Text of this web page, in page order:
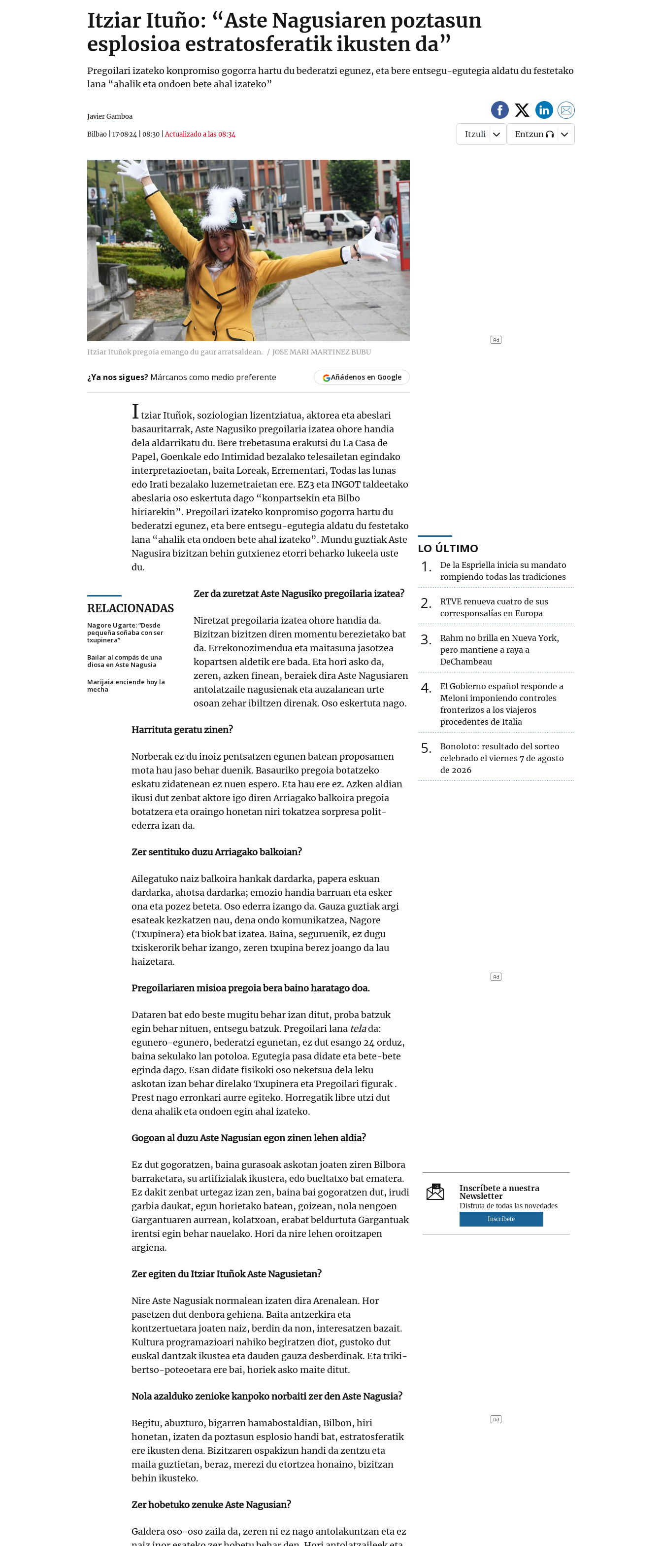
Itziar Ituño: “Aste Nagusiaren poztasun
esplosioa estratosferatik ikusten da”
Pregoilari izateko konpromiso gogorra hartu du bederatzi egunez, eta bere entsegu-egutegia aldatu du festetako
lana “ahalik eta ondoen bete ahal izateko”
Javier Gamboa
Bilbao 17·08·24 08:30 |Actualizado a las 08:34 Itzuli Entzun
Itziar Ituñok pregoia emango du gaur arratsaldean. JOSE MARI MARTINEZ BUBU
¿Ya nos sigues? Márcanos como medio preferente Añádenos en Google
I tziar Ituñok, soziologian lizentziatua, aktorea eta abeslari
basauritarrak, Aste Nagusiko pregoilaria izatea ohore handia
dela aldarrikatu du. Bere trebetasuna erakutsi du La Casa de
Papel, Goenkale edo Intimidad bezalako telesailetan egindako
interpretazioetan, baita Loreak, Errementari, Todas las lunas
edo Irati bezalako luzemetraietan ere. EZ3 eta INGOT taldeetako
abeslaria oso eskertuta dago “konpartsekin eta Bilbo
hiriarekin”. Pregoilari izateko konpromiso gogorra hartu du
bederatzi egunez, eta bere entsegu-egutegia aldatu du festetako
lana “ahalik eta ondoen bete ahal izateko”. Mundu guztiak Aste
Nagusira bizitzan behin gutxienez etorri beharko lukeela uste
du.
RELACIONADAS
Nagore Ugarte: “Desde
pequeña soñaba con ser
txupinera”
Bailar al compás de una
diosa en Aste Nagusia
Marijaia enciende hoy la
mecha
Zer da zuretzat Aste Nagusiko pregoilaria izatea?
Niretzat pregoilaria izatea ohore handia da.
Bizitzan bizitzen diren momentu berezietako bat
da. Errekonozimendua eta maitasuna jasotzea
kopartsen aldetik ere bada. Eta hori asko da,
zeren, azken finean, beraiek dira Aste Nagusiaren
antolatzaile nagusienak eta auzalanean urte
osoan zehar ibiltzen direnak. Oso eskertuta nago.
Harrituta geratu zinen?
Norberak ez du inoiz pentsatzen egunen batean proposamen
mota hau jaso behar duenik. Basauriko pregoia botatzeko
eskatu zidatenean ez nuen espero. Eta hau ere ez. Azken aldian
ikusi dut zenbat aktore igo diren Arriagako balkoira pregoia
botatzera eta oraingo honetan niri tokatzea sorpresa polit-
ederra izan da.
Zer sentituko duzu Arriagako balkoian?
Ailegatuko naiz balkoira hankak dardarka, papera eskuan
dardarka, ahotsa dardarka; emozio handia barruan eta esker
ona eta pozez beteta. Oso ederra izango da. Gauza guztiak argi
esateak kezkatzen nau, dena ondo komunikatzea, Nagore
(Txupinera) eta biok bat izatea. Baina, seguruenik, ez dugu
txiskerorik behar izango, zeren txupina berez joango da lau
haizetara.
Pregoilariaren misioa pregoia bera baino haratago doa.
Dataren bat edo beste mugitu behar izan ditut, proba batzuk
egin behar nituen, entsegu batzuk. Pregoilari lana telada:
egunero-egunero, bederatzi egunetan, ez dut esango 24 orduz,
baina sekulako lan potoloa. Egutegia pasa didate eta bete-bete
eginda dago. Esan didate fisikoki oso neketsua dela leku
askotan izan behar direlako Txupinera eta Pregoilari figurak .
Prest nago erronkari aurre egiteko. Horregatik libre utzi dut
dena ahalik eta ondoen egin ahal izateko.
Gogoan al duzu Aste Nagusian egon zinen lehen aldia?
Ez dut gogoratzen, baina gurasoak askotan joaten ziren Bilbora
barraketara, su artifizialak ikustera, edo bueltatxo bat ematera.
Ez dakit zenbat urtegaz izan zen, baina bai gogoratzen dut, irudi
garbia daukat, egun horietako batean, goizean, nola nengoen
Gargantuaren aurrean, kolatxoan, erabat beldurtuta Gargantuak
irentsi egin behar nauelako. Hori da nire lehen oroitzapen
argiena.
Zer egiten du Itziar Ituñok Aste Nagusietan?
Nire Aste Nagusiak normalean izaten dira Arenalean. Hor
pasetzen dut denbora gehiena. Baita antzerkira eta
kontzertuetara joaten naiz, berdin da non, interesatzen bazait.
Kultura programazioari nahiko begiratzen diot, gustoko dut
euskal dantzak ikustea eta dauden gauza desberdinak. Eta triki-
bertso-poteoetara ere bai, horiek asko maite ditut.
Nola azalduko zenioke kanpoko norbaiti zer den Aste Nagusia?
Begitu, abuzturo, bigarren hamabostaldian, Bilbon, hiri
honetan, izaten da poztasun esplosio handi bat, estratosferatik
ere ikusten dena. Bizitzaren ospakizun handi da zentzu eta
maila guztietan, beraz, merezi du etortzea honaino, bizitzan
behin ikusteko.
Zer hobetuko zenuke Aste Nagusian?
Galdera oso-oso zaila da, zeren ni ez nago antolakuntzan eta ez
LO ÚLTIMO
1
De la Espriella inicia su mandato
rompiendo todas las tradiciones
2
RTVE renueva cuatro de sus
corresponsalías en Europa
3
Rahm no brilla en Nueva York,
pero mantiene a raya a
DeChambeau
4
El Gobierno español responde a
Meloni imponiendo controles
fronterizos a los viajeros
procedentes de Italia
5
Bonoloto: resultado del sorteo
celebrado el viernes 7 de agosto
de 2026
Inscríbete a nuestra
Newsletter
Disfruta de todas las novedades
Inscríbete